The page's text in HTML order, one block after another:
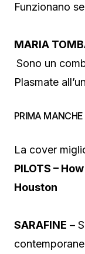
Funzionano
MARIA
Sono un
Plasmate
PRIMA MANCHE
La cover
PILOTS –
Houston
SARAFINE –